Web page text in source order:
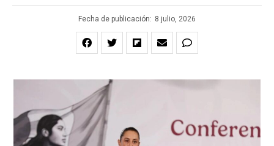
Fecha de publicación: 8 julio, 2026